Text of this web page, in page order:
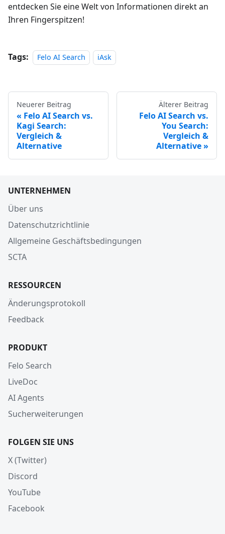
entdecken Sie eine Welt von Informationen direkt an
Ihren Fingerspitzen!
Tags: Felo AI Search iAsk
Neuerer Beitrag
Felo AI Search vs.
Kagi Search:
Vergleich &
Alternative
Älterer Beitrag
Felo AI Search vs.
You Search:
Vergleich &
Alternative
UNTERNEHMEN
Über uns
Datenschutzrichtlinie
Allgemeine Geschäftsbedingungen
SCTA
RESSOURCEN
Änderungsprotokoll
Feedback
PRODUKT
Felo Search
LiveDoc
AI Agents
Sucherweiterungen
FOLGEN SIE UNS
X (Twitter)
Discord
YouTube
Facebook